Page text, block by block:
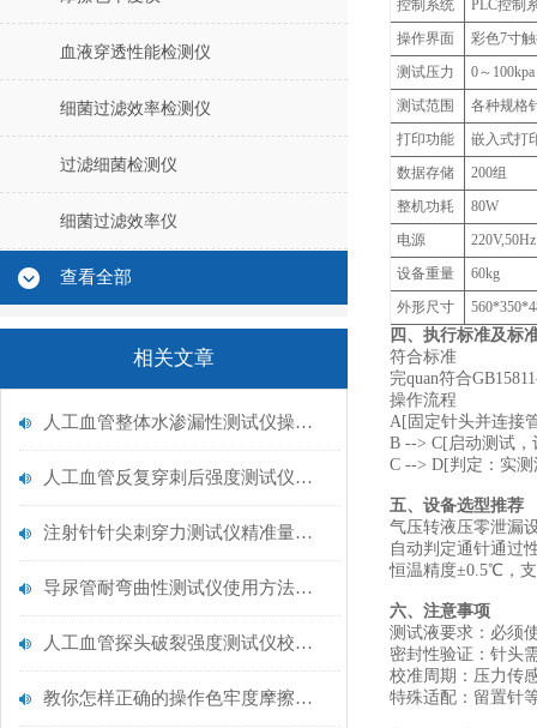
血液穿透性能检测仪
细菌过滤效率检测仪
过滤细菌检测仪
细菌过滤效率仪
查看全部
相关文章
人工血管整体水渗漏性测试仪操作中最容易出错的步骤
人工血管反复穿刺后强度测试仪是什么？透析患者的“生命管“质量靠它把关！
注射针针尖刺穿力测试仪精准量化针尖锋利度，构筑临床安全防线
导尿管耐弯曲性测试仪使用方法与操作规范
人工血管探头破裂强度测试仪校准规范：精准赋能医疗安全的技术基准
教你怎样正确的操作色牢度摩擦测试机
控制系统
PLC控制
操作界面
彩色7寸
测试压力
0～
测试范围
各种规格
打印功能
嵌入式打
数据存储
200组
整机功耗
80W
电源
220V,50Hz
设备重量
60kg
外形尺寸
四、执行标准及标
符合标准
完quan符合
操作流程
A[固定针头并连接
B --> C[启动测试
C --> D[判定：实
五、设备选型推荐
气压转液压零泄漏
自动判定通针通过
恒温精度±0.5℃，
六、注意事项
测试液要求‌：必须
密封性验证‌：针头
校准周期‌：压力传
特殊适配‌：留置针